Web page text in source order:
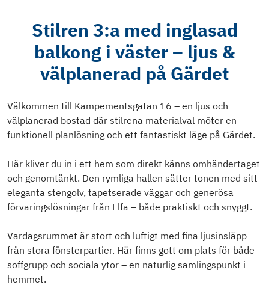
Stilren 3:a med inglasad
balkong i väster – ljus &
välplanerad på Gärdet
Välkommen till Kampementsgatan 16 – en ljus och
välplanerad bostad där stilrena materialval möter en
funktionell planlösning och ett fantastiskt läge på Gärdet.
Här kliver du in i ett hem som direkt känns omhändertaget
och genomtänkt. Den rymliga hallen sätter tonen med sitt
eleganta stengolv, tapetserade väggar och generösa
förvaringslösningar från Elfa – både praktiskt och snyggt.
Vardagsrummet är stort och luftigt med fina ljusinsläpp
från stora fönsterpartier. Här finns gott om plats för både
soffgrupp och sociala ytor – en naturlig samlingspunkt i
hemmet.